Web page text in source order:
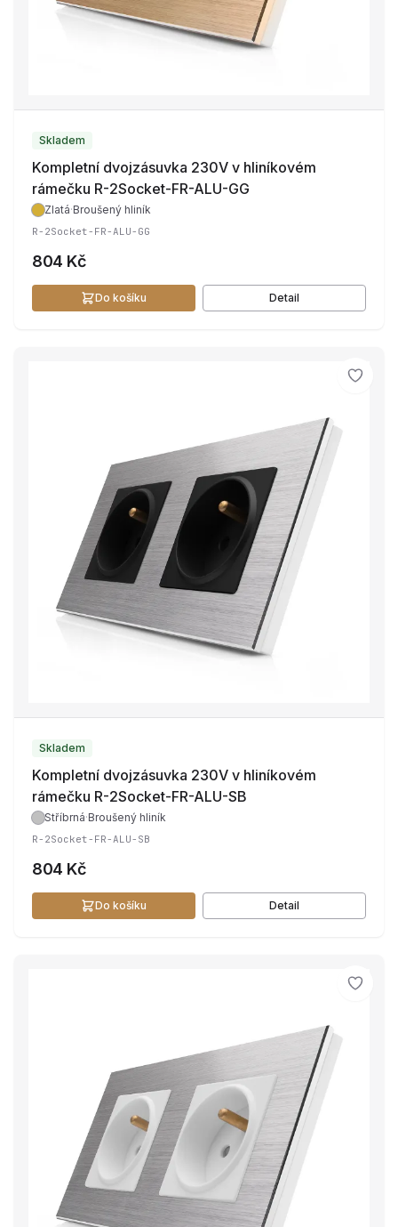
Skladem
Kompletní dvojzásuvka 230V v hliníkovém
rámečku R-2Socket-FR-ALU-GG
Zlatá·Broušený hliník
R-2Socket-FR-ALU-GG
804 Kč
Do košíku Detail
Skladem
Kompletní dvojzásuvka 230V v hliníkovém
rámečku R-2Socket-FR-ALU-SB
Stříbrná·Broušený hliník
R-2Socket-FR-ALU-SB
804 Kč
Do košíku Detail